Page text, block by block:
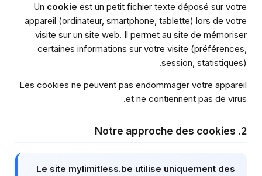
Un cookie est un petit fichier texte déposé sur votre
appareil (ordinateur, smartphone, tablette) lors de votre
visite sur un site web. Il permet au site de mémoriser
certaines informations sur votre visite (préférences,
session, statistiques).
Les cookies ne peuvent pas endommager votre appareil
et ne contiennent pas de virus.
2. Notre approche des cookies
Le site mylimitless.be utilise uniquement des